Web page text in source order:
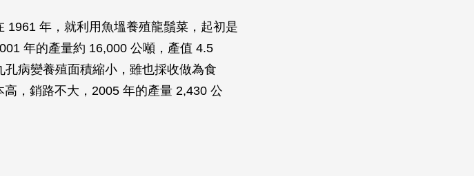
1961 年，就利用魚塭養殖龍鬚菜，起初是
年的產量約 16,000 公噸，產值 4.5
病變養殖面積縮小，雖也採收做為食
，銷路不大，2005 年的產量 2,430 公